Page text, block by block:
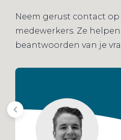
Neem gerust contact
medewerkers. Ze
beantwoorden van je